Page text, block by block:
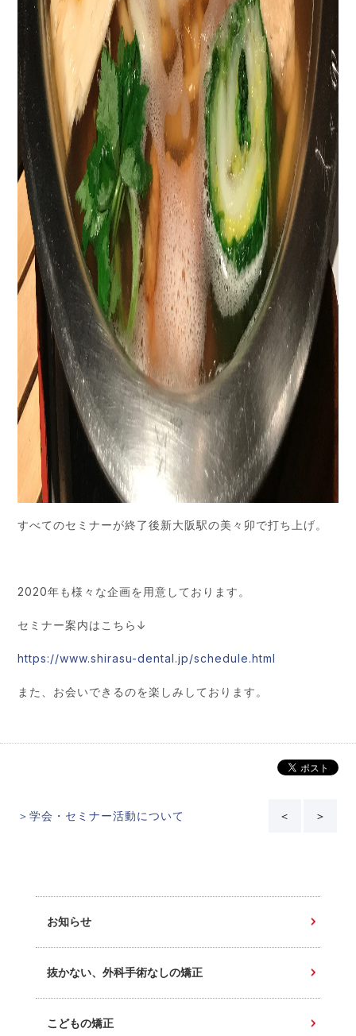
すべてのセミナーが終了後新大阪駅の美々卯で打ち上げ。
2020年も様々な企画を用意しております。
セミナー案内はこちら↓
https://www.shirasu-dental.jp/schedule.html
また、お会いできるのを楽しみしております。
＞学会・セミナー活動について ＜ ＞
お知らせ
抜かない、外科手術なしの矯正
こどもの矯正